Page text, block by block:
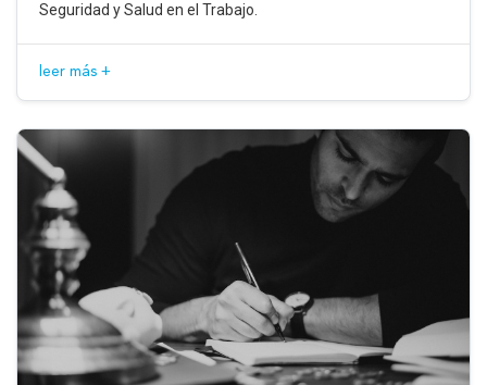
Seguridad y Salud en el Trabajo.
leer más +